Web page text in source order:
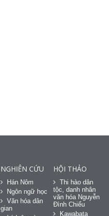
NGHIÊN CỨU
Hán Nôm
Ngôn ngữ học
Văn hóa dân
gian
HỘI THẢO
Thi hào dân
tộc, danh nhân
văn hóa Nguyễn
Đình Chiểu
Kawabata